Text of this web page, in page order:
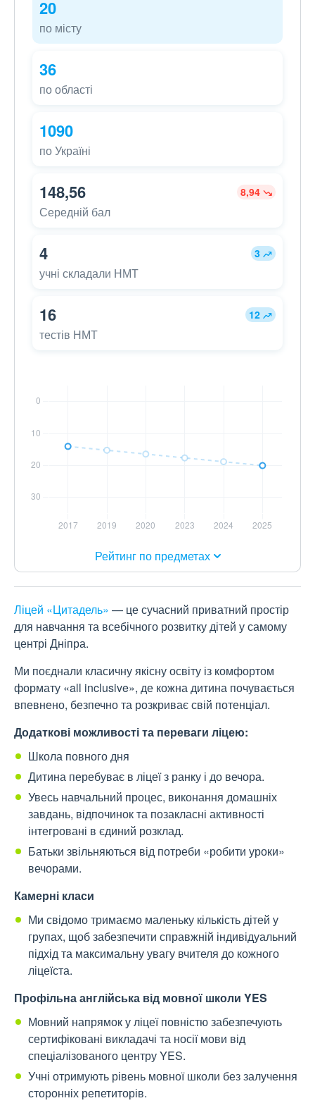
20
по місту
36
по області
1090
по Україні
148,56 8,94
Середній бал
4 3
учні складали НМТ
16 12
тестів НМТ
Рейтинг по предметах
Ліцей «Цитадель» — це сучасний приватний простір
для навчання та всебічного розвитку дітей у самому
центрі Дніпра.
Ми поєднали класичну якісну освіту із комфортом
формату «all inclusive», де кожна дитина почувається
впевнено, безпечно та розкриває свій потенціал.
Додаткові можливості та переваги ліцею:
Школа повного дня
Дитина перебуває в ліцеї з ранку і до вечора.
Увесь навчальний процес, виконання домашніх
завдань, відпочинок та позакласні активності
інтегровані в єдиний розклад.
Батьки звільняються від потреби «робити уроки»
вечорами.
Камерні класи
Ми свідомо тримаємо маленьку кількість дітей у
групах, щоб забезпечити справжній індивідуальний
підхід та максимальну увагу вчителя до кожного
ліцеїста.
Профільна англійська від мовної школи YES
Мовний напрямок у ліцеї повністю забезпечують
сертифіковані викладачі та носії мови від
спеціалізованого центру YES.
Учні отримують рівень мовної школи без залучення
сторонніх репетиторів.